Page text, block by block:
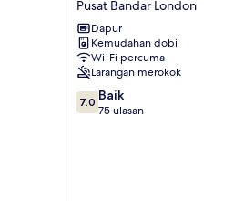
Apartments
Pusat
Bandar
London
Pusat Bandar London
Dapur
Kemudahan dobi
Wi-Fi percuma
Larangan merokok
7.0
daripada
7.0 Baik
75 ulasan